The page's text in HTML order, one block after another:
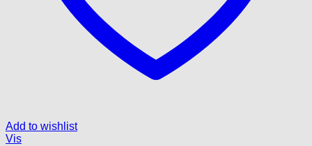
Add to wishlist
Vis